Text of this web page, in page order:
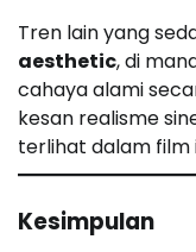
Tren lain yang
aesthetic, di
cahaya alami
kesan realisme
terlihat dalam film
Kesimpulan